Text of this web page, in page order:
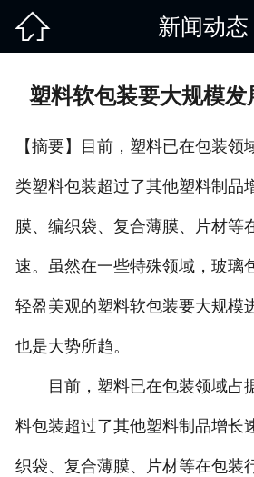
 新闻动态
塑料软包装要大规模发
【摘要】目前，塑料已在包装领
类塑料包装超过了其他塑料制品
膜、编织袋、复合薄膜、片材等
速。虽然在一些特殊领域，玻璃
轻盈美观的塑料软包装要大规模
也是大势所趋。
目前，塑料已在包装领域占
料包装超过了其他塑料制品增长
织袋、复合薄膜、片材等在包装